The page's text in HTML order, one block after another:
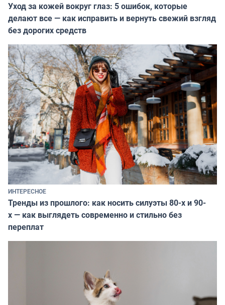
Уход за кожей вокруг глаз: 5 ошибок, которые
делают все — как исправить и вернуть свежий взгляд
без дорогих средств
ИНТЕРЕСНОЕ
Тренды из прошлого: как носить силуэты 80-х и 90-
х — как выглядеть современно и стильно без
переплат